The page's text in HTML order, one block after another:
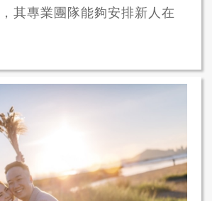
其專業團隊能夠安排新人在